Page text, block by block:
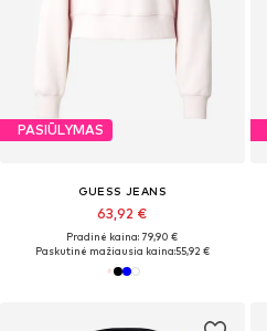
PASIŪLYMAS
GUESS JEANS
63,92 €
Pradinė kaina: 79,90 €
Paskutinė mažiausia kaina:55,92 €